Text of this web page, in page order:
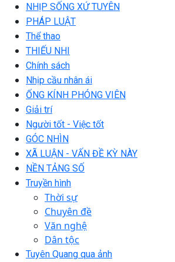
NHỊP SỐNG XỨ TUYÊN
PHÁP LUẬT
Thể thao
THIẾU NHI
Chính sách
Nhịp cầu nhân ái
ỐNG KÍNH PHÓNG VIÊN
Giải trí
Người tốt - Việc tốt
GÓC NHÌN
XÃ LUẬN - VẤN ĐỀ KỲ NÀY
NỀN TẢNG SỐ
Truyền hình
Thời sự
Chuyên đề
Văn nghệ
Dân tộc
Tuyên Quang qua ảnh